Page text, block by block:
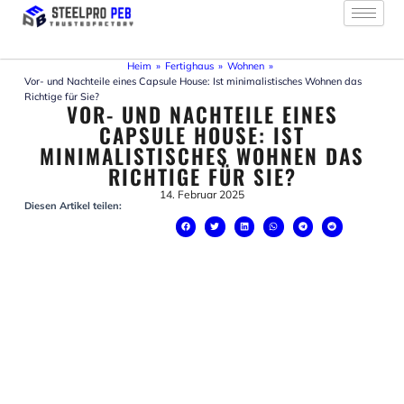
Zum
springen
Heim » Fertighaus » Wohnen »
Vor- und Nachteile eines Capsule House: Ist minimalistisches Wohnen das
Richtige für Sie?
VOR- UND NACHTEILE EINES
CAPSULE HOUSE: IST
MINIMALISTISCHES WOHNEN DAS
RICHTIGE FÜR SIE?
14. Februar 2025
Diesen Artikel teilen: